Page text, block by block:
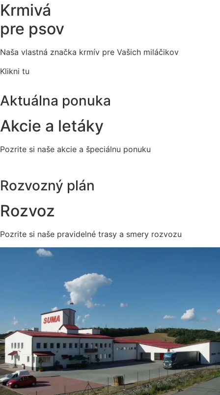
Krmivá
pre psov
Naša vlastná značka krmív pre Vašich miláčikov
Klikni tu
Aktuálna ponuka
Akcie a letáky
Pozrite si naše akcie a špeciálnu ponuku
Rozvozný plán
Rozvoz
Pozrite si naše pravidelné trasy a smery rozvozu